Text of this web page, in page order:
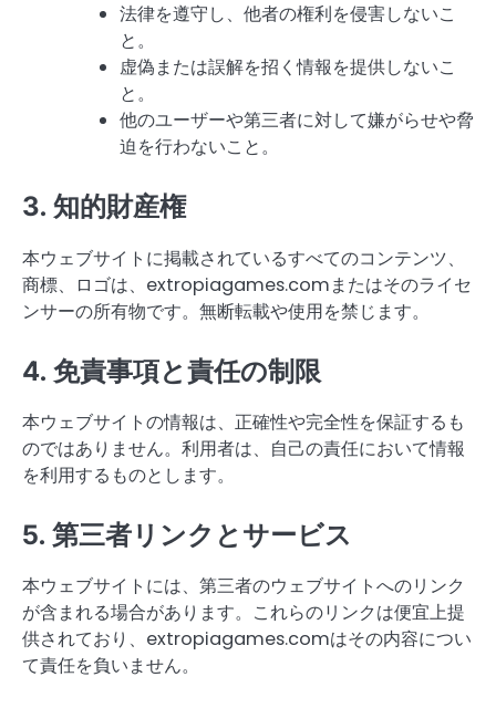
法律を遵守し、他者の権利を侵害しないこ
と。
虚偽または誤解を招く情報を提供しないこ
と。
他のユーザーや第三者に対して嫌がらせや脅
迫を行わないこと。
3. 知的財産権
本ウェブサイトに掲載されているすべてのコンテンツ、
商標、ロゴは、extropiagames.comまたはそのライセ
ンサーの所有物です。無断転載や使用を禁じます。
4. 免責事項と責任の制限
本ウェブサイトの情報は、正確性や完全性を保証するも
のではありません。利用者は、自己の責任において情報
を利用するものとします。
5. 第三者リンクとサービス
本ウェブサイトには、第三者のウェブサイトへのリンク
が含まれる場合があります。これらのリンクは便宜上提
供されており、extropiagames.comはその内容につい
て責任を負いません。